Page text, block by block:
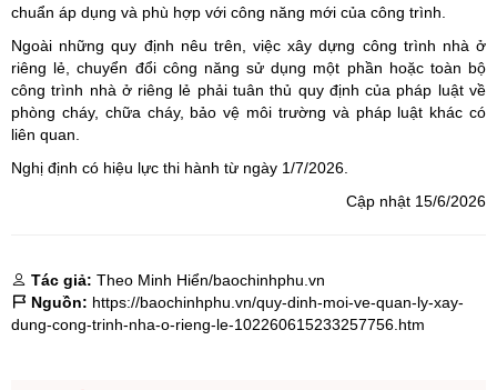
chuẩn áp dụng và phù hợp với công năng mới của công trình.
Ngoài những quy định nêu trên, việc xây dựng công trình nhà ở
riêng lẻ, chuyển đổi công năng sử dụng một phần hoặc toàn bộ
công trình nhà ở riêng lẻ phải tuân thủ quy định của pháp luật về
phòng cháy, chữa cháy, bảo vệ môi trường và pháp luật khác có
liên quan.
Nghị định có hiệu lực thi hành từ ngày 1/7/2026.
Cập nhật 15/6/2026
Tác giả: Theo Minh Hiển/baochinhphu.vn
Nguồn: https://baochinhphu.vn/quy-dinh-moi-ve-quan-ly-xay-
dung-cong-trinh-nha-o-rieng-le-102260615233257756.htm